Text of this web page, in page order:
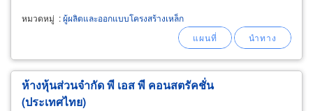
หมวดหมู่ :ผู้ผลิตและออกแบบโครงสร้างเหล็ก
ห้างหุ้นส่วนจํากัด พี เอส พี คอนสตรัคชั่น
(ประเทศไทย)